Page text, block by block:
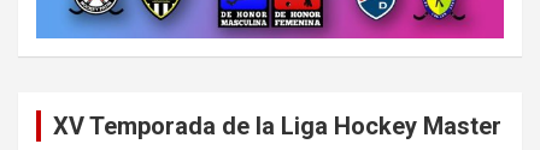
XV Temporada de la Liga Hockey Master